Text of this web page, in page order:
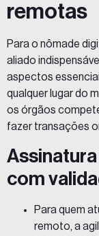
remotas
Para o nômade
aliado
aspectos
qualquer lugar do
os órgãos
fazer transações
com
Para quem
remoto, a